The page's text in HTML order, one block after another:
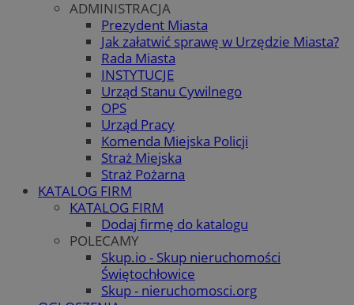
ADMINISTRACJA
Prezydent Miasta
Jak załatwić sprawę w Urzędzie Miasta?
Rada Miasta
INSTYTUCJE
Urząd Stanu Cywilnego
OPS
Urząd Pracy
Komenda Miejska Policji
Straż Miejska
Straż Pożarna
KATALOG FIRM
KATALOG FIRM
Dodaj firmę do katalogu
POLECAMY
Skup.io - Skup nieruchomości
Świętochłowice
Skup - nieruchomosci.org